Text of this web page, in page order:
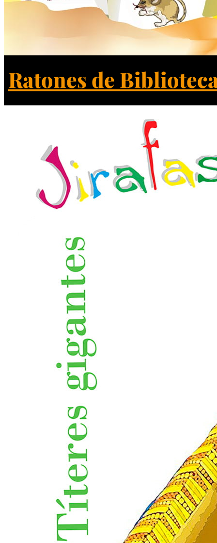
Ratones de